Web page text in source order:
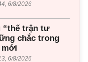
6/8/2026
“thế trận tư
chắc trong
mới
6/8/2026